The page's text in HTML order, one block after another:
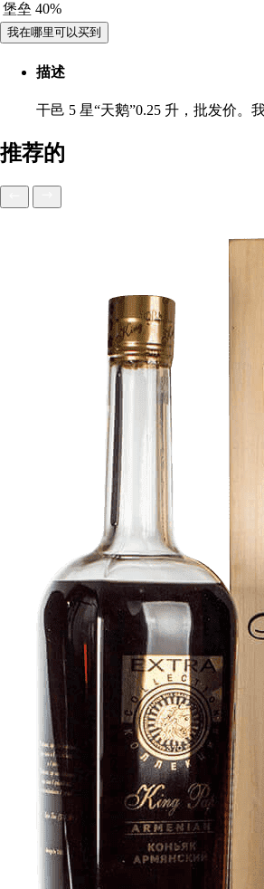
堡垒 40%
我在哪里可以买到
描述
干邑 5 星“天鹅”0.25 升，批发价。
推荐的